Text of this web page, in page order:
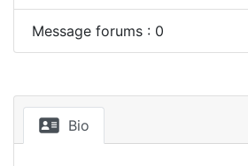
Message forums : 0
Bio